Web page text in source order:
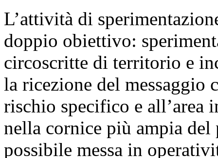
L’attività di
doppio obiettivo:
circoscritte di territorio e
la ricezione del messaggio
rischio specifico e all’area
nella cornice più ampia
possibile messa in